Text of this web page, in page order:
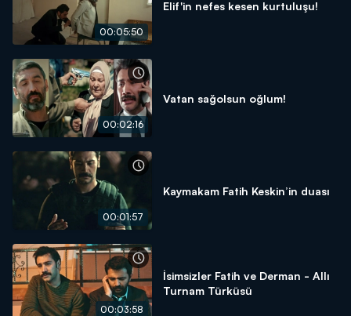
00:05:50
Elif'in nefes kesen kurtuluşu!
00:02:16
Vatan sağolsun oğlum!
00:01:57
Kaymakam Fatih Keskin’in duası
00:03:58
İsimsizler Fatih ve Derman - Allı
Turnam Türküsü